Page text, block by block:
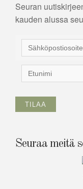
Seuran
kauden alussa
Seuraa meitä